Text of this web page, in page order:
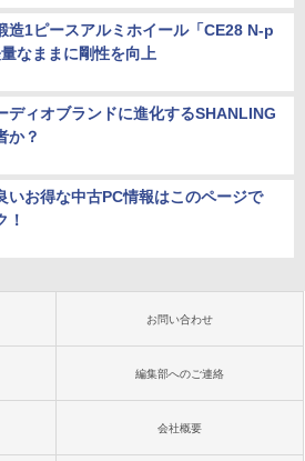
造1ピースアルミホイール「CE28 N-p
なままに剛性を向上
ディオブランドに進化するSHANLING
か？
いお得な中古PC情報はこのページで
！
お問い合わせ
編集部へのご連絡
会社概要